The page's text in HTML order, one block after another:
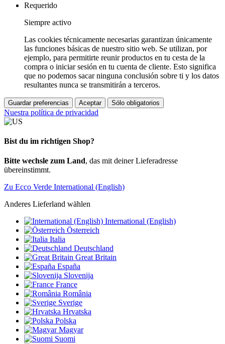
Requerido
Siempre activo
Las cookies técnicamente necesarias garantizan únicamente
las funciones básicas de nuestro sitio web. Se utilizan, por
ejemplo, para permitirte reunir productos en tu cesta de la
compra o iniciar sesión en tu cuenta de cliente. Esto significa
que no podemos sacar ninguna conclusión sobre ti y los datos
resultantes nunca se transmitirán a terceros.
Guardar preferencias Aceptar Sólo obligatorios
Nuestra política de privacidad
Bist du im richtigen Shop?
Bitte wechsle zum Land, das mit deiner Lieferadresse
übereinstimmt.
Zu Ecco Verde International (English)
Anderes Lieferland wählen
International (English)
Österreich
Italia
Deutschland
Great Britain
España
Slovenija
France
România
Sverige
Hrvatska
Polska
Magyar
Suomi